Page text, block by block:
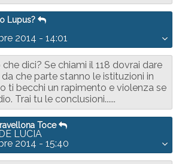
Lupus?
2014 - 14:01
dici? Se chiami il 118 dovrai dare
che parte stanno le istituzioni in
ti becchi un rapimento e violenza se
Trai tu le conclusioni......
Toce
LUCIA
2014 - 15:40